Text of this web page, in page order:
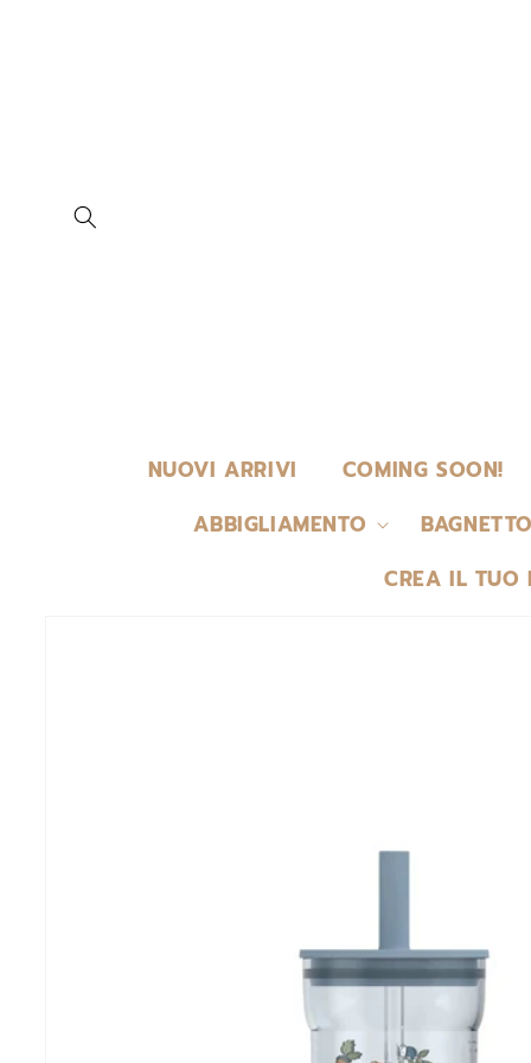
NUOVI ARRIVI COMING SOON!
ABBIGLIAMENTO
CREA IL TUO